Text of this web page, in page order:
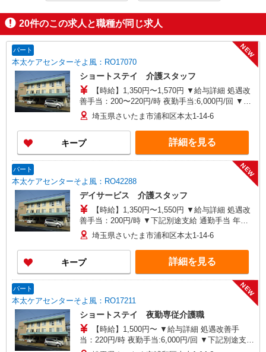
20件のこの求人と職種が同じ求人
パート
本太ケアセンターそよ風：RO17070
NEW
ショートステイ 介護スタッフ
【時給】1,350円〜1,570円 ▼給与詳細 処遇改
善手当：200〜220円/時 夜勤手当:6,000円/回 ▼下
記別途支給 通勤手当 年末年始手当：380円/時 寸
志あり：年2回（6月・12月） ※業績による ※処
遇改善手当は試用期間中(3ヶ月)は支給なし
埼玉県さいたま市浦和区本太1-14-6
キープ 詳細を見る
パート
本太ケアセンターそよ風：RO42288
NEW
デイサービス 介護スタッフ
【時給】1,350円〜1,550円 ▼給与詳細 処遇改
善手当：200円/時 ▼下記別途支給 通勤手当 年末
年始手当：380円/時 寸志あり：年2回（6月・12
月） ※業績による ※処遇改善手当は試用期間中(3
ヶ月)は支給なし
埼玉県さいたま市浦和区本太1-14-6
キープ 詳細を見る
パート
本太ケアセンターそよ風：RO17211
NEW
ショートステイ 夜勤専従介護職
【時給】1,500円〜 ▼給与詳細 処遇改善手
当：220円/時 夜勤手当:6,000円/回 ▼下記別途支給